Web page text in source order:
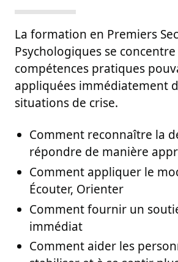
La formation en Premiers
Psychologiques se
compétences pratiques
appliquées immédiatement
situations de crise.
Comment reconnaître la
répondre de manière
Comment appliquer le
Écouter, Orienter
Comment fournir un
immédiat
Comment aider les